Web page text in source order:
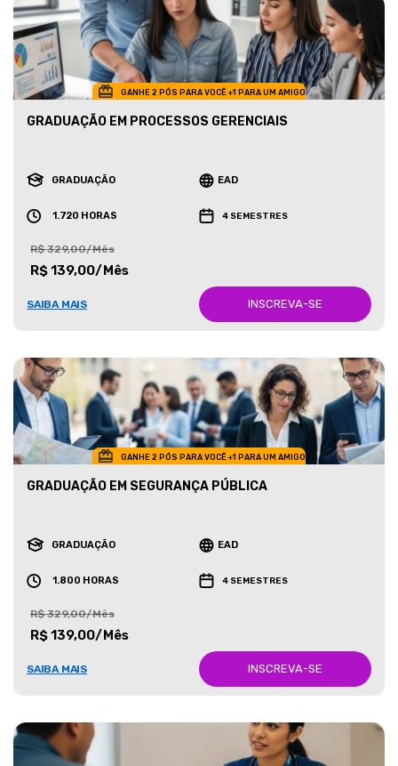
GANHE 2 PÓS PARA VOCÊ +1 PARA UM AMIGO
GRADUAÇÃO EM PROCESSOS GERENCIAIS
GRADUAÇÃO EAD
1.720 HORAS 4 SEMESTRES
R$ 329,00/Mês
R$ 139,00/Mês
SAIBA MAIS INSCREVA-SE
GANHE 2 PÓS PARA VOCÊ +1 PARA UM AMIGO
GRADUAÇÃO EM SEGURANÇA PÚBLICA
GRADUAÇÃO EAD
1.800 HORAS 4 SEMESTRES
R$ 329,00/Mês
R$ 139,00/Mês
SAIBA MAIS INSCREVA-SE